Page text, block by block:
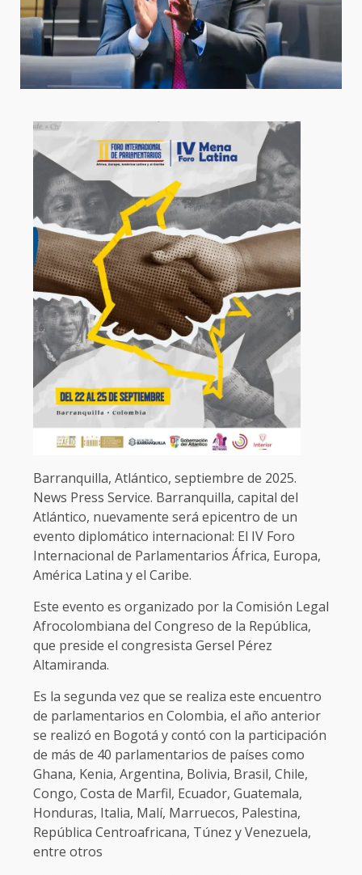
Barranquilla, Atlántico, septiembre de 2025.
News Press Service. Barranquilla, capital del
Atlántico, nuevamente será epicentro de un
evento diplomático internacional: El IV Foro
Internacional de Parlamentarios África, Europa,
América Latina y el Caribe.
Este evento es organizado por la Comisión Legal
Afrocolombiana del Congreso de la República,
que preside el congresista Gersel Pérez
Altamiranda.
Es la segunda vez que se realiza este encuentro
de parlamentarios en Colombia, el año anterior
se realizó en Bogotá y contó con la participación
de más de 40 parlamentarios de países como
Ghana, Kenia, Argentina, Bolivia, Brasil, Chile,
Congo, Costa de Marfil, Ecuador, Guatemala,
Honduras, Italia, Malí, Marruecos, Palestina,
República Centroafricana, Túnez y Venezuela,
entre otros